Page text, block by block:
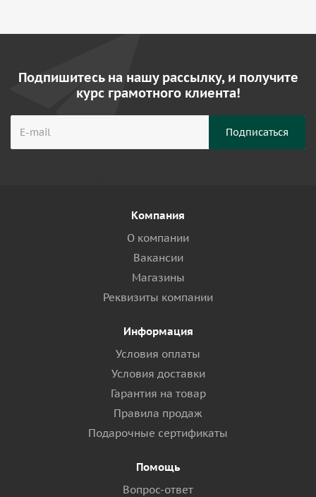
Подпишитесь на нашу рассылку, и получите
курс грамотного клиента!
Компания
О компании
Вакансии
Магазины
Реквизиты компании
Информация
Условия оплаты
Условия доставки
Гарантия на товар
Правила продаж
Подарочные сертификаты
Помощь
Вопрос-ответ